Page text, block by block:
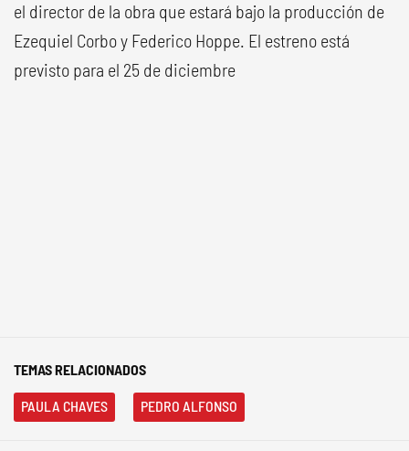
el director de la obra que estará bajo la producción de
Ezequiel Corbo y Federico Hoppe. El estreno está
previsto para el 25 de diciembre
TEMAS RELACIONADOS
PAULA CHAVES PEDRO ALFONSO